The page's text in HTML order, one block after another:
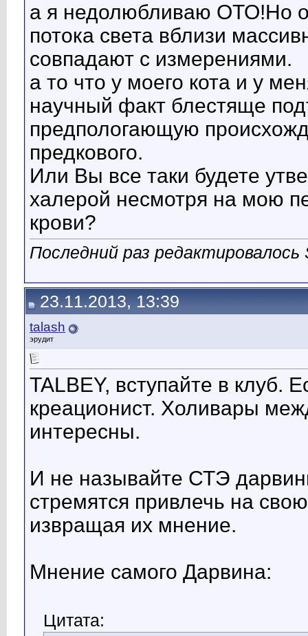
а я недолюбливаю ОТО!Но
потока света вблизи
совпадают с измерениями.
а то что у моего кота и у
научный факт блестяще
предпологающую
предкового.
Или Вы все таки будете
халерой несмотря на мою
крови?
Последний раз
23.11.2013, 13:39
talash
эрудит
TALBEY, вступайте в клуб.
креационист. Холивары
интересны.
И не называйте СТЭ
стремятся привлечь на
извращая их мнение.
Мнение самого Дарвина:
Цитата: